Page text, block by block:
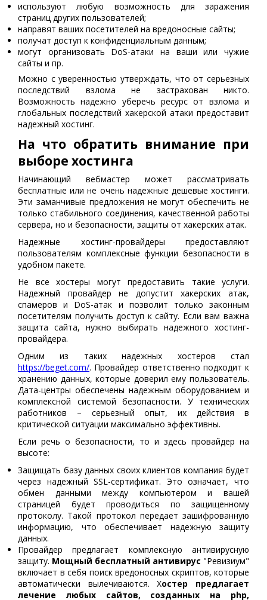
используют любую возможность для заражения
страниц других пользователей;
направят ваших посетителей на вредоносные сайты;
получат доступ к конфиденциальным данным;
могут организовать DoS-атаки на ваши или чужие
сайты и пр.
Можно с уверенностью утверждать, что от серьезных
последствий взлома не застрахован никто.
Возможность надежно уберечь ресурс от взлома и
глобальных последствий хакерской атаки предоставит
надежный хостинг.
На что обратить внимание при
выборе хостинга
Начинающий вебмастер может рассматривать
бесплатные или не очень надежные дешевые хостинги.
Эти заманчивые предложения не могут обеспечить не
только стабильного соединения, качественной работы
сервера, но и безопасности, защиты от хакерских атак.
Надежные хостинг-провайдеры предоставляют
пользователям комплексные функции безопасности в
удобном пакете.
Не все хостеры могут предоставить такие услуги.
Надежный провайдер не допустит хакерских атак,
спамеров и DoS-атак и позволит только законным
посетителям получить доступ к сайту. Если вам важна
защита сайта, нужно выбирать надежного хостинг-
провайдера.
Одним из таких надежных хостеров стал
https://beget.com/. Провайдер ответственно подходит к
хранению данных, которые доверил ему пользователь.
Дата-центры обеспечены надежным оборудованием и
комплексной системой безопасности. У технических
работников – серьезный опыт, их действия в
критической ситуации максимально эффективны.
Если речь о безопасности, то и здесь провайдер на
высоте:
Защищать базу данных своих клиентов компания будет
через надежный SSL-сертификат. Это означает, что
обмен данными между компьютером и вашей
страницей будет проводиться по защищенному
протоколу. Такой протокол передает зашифрованную
информацию, что обеспечивает надежную защиту
данных.
Провайдер предлагает комплексную антивирусную
защиту. Мощный бесплатный антивирус "Ревизиум"
включает в себя поиск вредоносных скриптов, которые
автоматически вылечиваются. Хостер предлагает
лечение любых сайтов, созданных на php,